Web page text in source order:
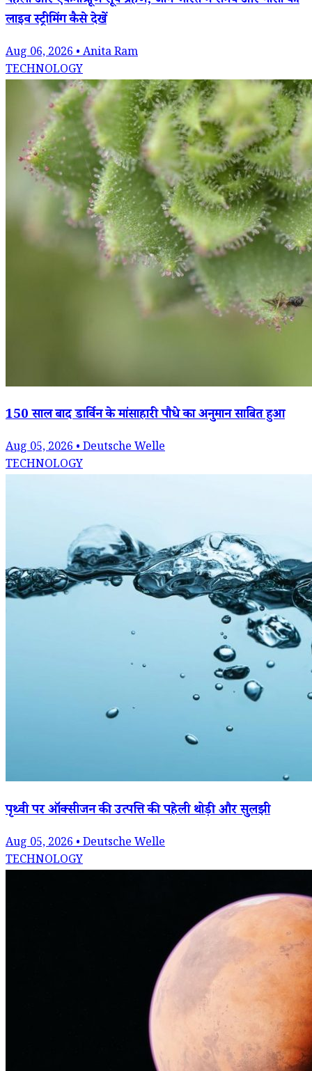
लाइव स्ट्रीमिंग कैसे देखें
Aug 06, 2026 • Anita Ram
TECHNOLOGY
150 साल बाद डार्विन के मांसाहारी पौधे का अनुमान साबित हुआ
Aug 05, 2026 • Deutsche Welle
TECHNOLOGY
पृथ्वी पर ऑक्सीजन की उत्पत्ति की पहेली थोड़ी और सुलझी
Aug 05, 2026 • Deutsche Welle
TECHNOLOGY